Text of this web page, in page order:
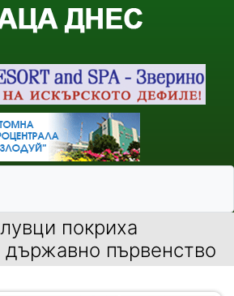
покриха
държавно първенство